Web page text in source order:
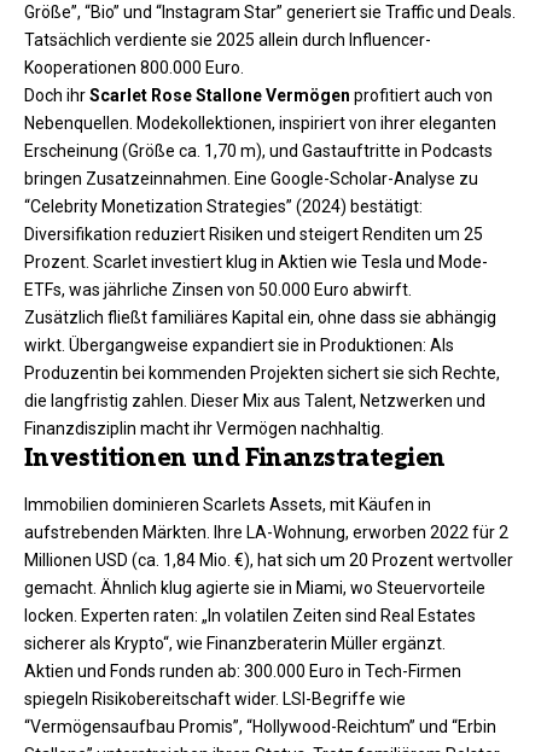
Größe”, “Bio” und “Instagram Star” generiert sie Traffic und Deals.
Tatsächlich verdiente sie 2025 allein durch Influencer-
Kooperationen 800.000 Euro.​
Doch ihrScarlet Rose Stallone Vermögen profitiert auch von
Nebenquellen. Modekollektionen, inspiriert von ihrer eleganten
Erscheinung (Größe ca. 1,70 m), und Gastauftritte in Podcasts
bringen Zusatzeinnahmen. Eine Google-Scholar-Analyse zu
“Celebrity Monetization Strategies” (2024) bestätigt:
Diversifikation reduziert Risiken und steigert Renditen um 25
Prozent. Scarlet investiert klug in Aktien wie Tesla und Mode-
ETFs, was jährliche Zinsen von 50.000 Euro abwirft.
Zusätzlich fließt familiäres Kapital ein, ohne dass sie abhängig
wirkt. Übergangweise expandiert sie in Produktionen: Als
Produzentin bei kommenden Projekten sichert sie sich Rechte,
die langfristig zahlen. Dieser Mix aus Talent, Netzwerken und
Finanzdisziplin macht ihr Vermögen nachhaltig.
Investitionen und Finanzstrategien
Immobilien dominieren Scarlets Assets, mit Käufen in
aufstrebenden Märkten. Ihre LA-Wohnung, erworben 2022 für 2
Millionen USD (ca. 1,84 Mio. €), hat sich um 20 Prozent wertvoller
gemacht. Ähnlich klug agierte sie in Miami, wo Steuervorteile
locken. Experten raten: „In volatilen Zeiten sind Real Estates
sicherer als Krypto“, wie Finanzberaterin Müller ergänzt.​
Aktien und Fonds runden ab: 300.000 Euro in Tech-Firmen
spiegeln Risikobereitschaft wider. LSI-Begriffe wie
“Vermögensaufbau Promis”, “Hollywood-Reichtum” und “Erbin